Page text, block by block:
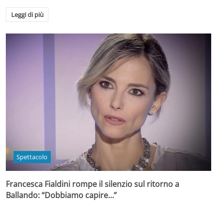
Leggi di più
Spettacolo
Francesca Fialdini rompe il silenzio sul ritorno a
Ballando: “Dobbiamo capire…”